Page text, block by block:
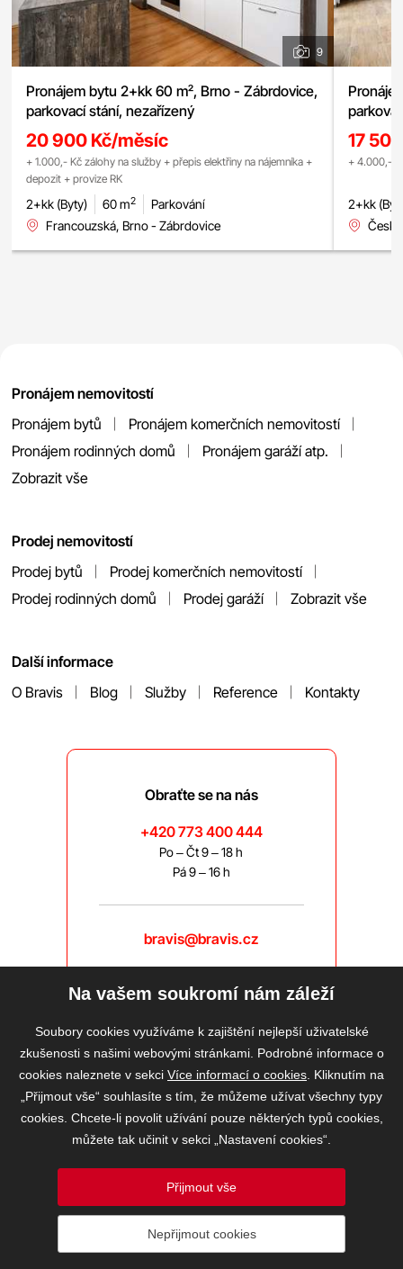
9
Pronájem bytu 2+kk 60 m², Brno - Zábrdovice,
parkovací stání, nezařízený
20 900 Kč/měsíc
+ 1.000,- Kč zálohy na služby + přepis elektřiny na nájemníka +
depozit + provize RK
2+kk (Byty) 60 m2
Parkování
Francouzská, Brno - Zábrdovice
17
+ 4.000,-
2+kk
Česká
Pronájem nemovitostí
Pronájem bytů
Pronájem komerčních nemovitostí
Pronájem rodinných domů
Pronájem garáží atp.
Zobrazit vše
Prodej nemovitostí
Prodej bytů
Prodej komerčních nemovitostí
Prodej rodinných domů
Prodej garáží Zobrazit vše
Další informace
O Bravis
Blog Služby Reference Kontakty
Obraťte se na nás
+420 773 400 444
Po – Čt 9 – 18 h
Pá 9 – 16 h
bravis@bravis.cz
Informace o ochraně osobních údajů
Na vašem soukromí nám záleží
Soubory cookies využíváme k zajištění nejlepší uživatelské
zkušenosti s našimi webovými stránkami. Podrobné informace o
cookies naleznete v sekci Více informací o cookies . Kliknutím na
„Přijmout vše“ souhlasíte s tím, že můžeme užívat všechny typy
cookies. Chcete-li povolit užívání pouze některých typů cookies,
můžete tak učinit v sekci „Nastavení cookies“.
Přijmout vše
Nepřijmout cookies